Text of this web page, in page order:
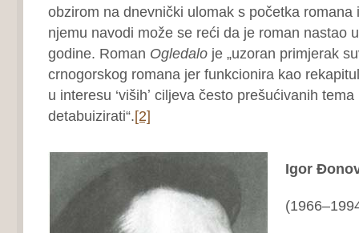
obzirom na dnevnički ulomak s početka romana
njemu navodi može se reći da je roman nastao
godine. Roman Ogledaloje „uzoran primjerak
crnogorskog romana jer funkcionira kao
u interesu ‘višihʼ ciljeva često prešućivanih
detabuizirati“.[2]
Igor